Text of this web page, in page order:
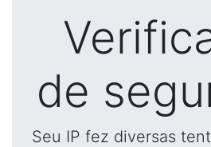
de
Seu IP fez diversas